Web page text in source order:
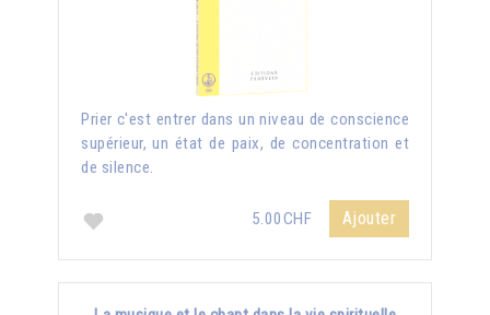
Prier c'est entrer dans un niveau de conscience
supérieur, un état de paix, de concentration et
de silence.
5.00CHF Ajouter